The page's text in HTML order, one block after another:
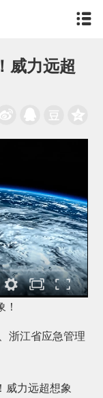
威力远超
！
浙江省应急管理
威力远超想象